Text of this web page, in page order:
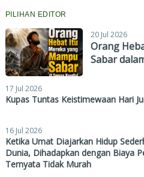
PILIHAN EDITOR
20 Jul 2026
Orang
Sabar
17 Jul 2026
Kupas Tuntas Keistimewaan Hari
16 Jul 2026
Ketika Umat Diajarkan Hidup
Dunia, Dihadapkan dengan Biaya
Ternyata Tidak Murah